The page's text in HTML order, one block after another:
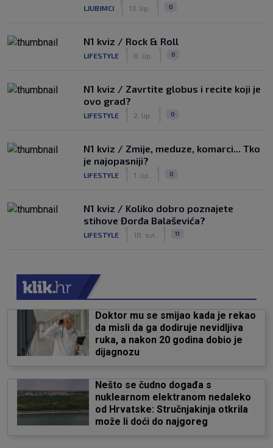
LJUBIMCI 13. lip. 0
N1 kviz / Rock & Roll
LIFESTYLE 8. lip. 0
N1 kviz / Zavrtite globus i recite koji je
ovo grad?
LIFESTYLE 2. lip. 0
N1 kviz / Zmije, meduze, komarci... Tko
je najopasniji?
LIFESTYLE 1. lip. 0
N1 kviz / Koliko dobro poznajete
stihove Đorđa Balaševića?
LIFESTYLE 18. svi. 11
Doktor mu se smijao kada je rekao
da misli da ga dodiruje nevidljiva
ruka, a nakon 20 godina dobio je
dijagnozu
Nešto se čudno događa s
nuklearnom elektranom nedaleko
od Hrvatske: Stručnjakinja otkrila
može li doći do najgoreg